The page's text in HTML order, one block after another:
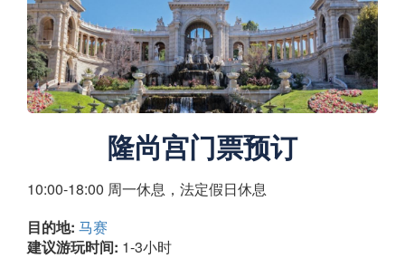
隆尚宫门票预订
10:00-18:00 周一休息，法定假日休息
目的地: 马赛
建议游玩时间: 1-3小时